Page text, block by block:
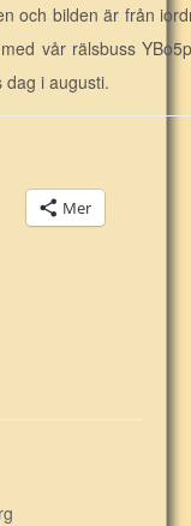
och bilden är från
vår rälsbuss
i augusti.
Mer